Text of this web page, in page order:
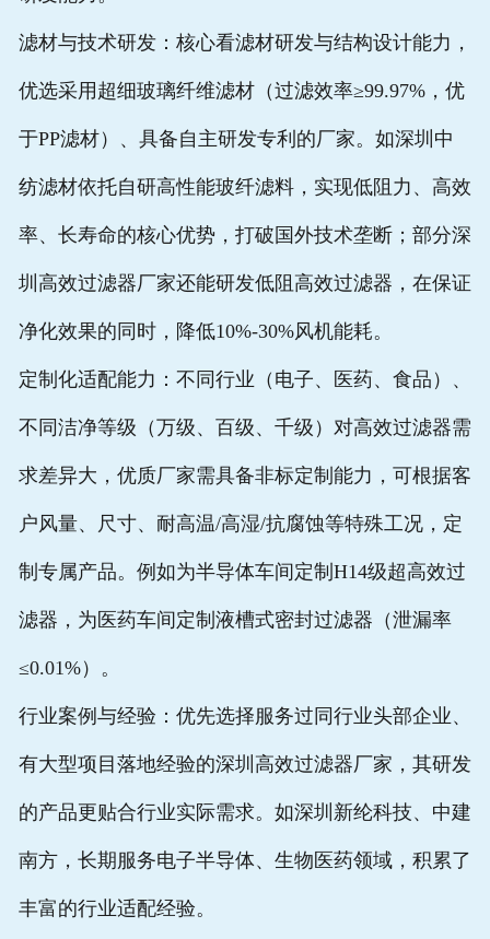
滤材与技术研发：核心看滤材研发与结构设计能力，
优选采用超细玻璃纤维滤材（过滤效率≥99.97%，优
于PP滤材）、具备自主研发专利的厂家。如深圳中
纺滤材依托自研高性能玻纤滤料，实现低阻力、高效
率、长寿命的核心优势，打破国外技术垄断；部分深
圳高效过滤器厂家还能研发低阻 高效过滤器 ，在保证
净化效果的同时，降低10%-30%风机能耗。
定制化适配能力：不同行业（电子、医药、食品）、
不同洁净等级（万级、百级、千级）对高效过滤器需
求差异大，优质厂家需具备非标定制能力，可根据客
户风量、尺寸、耐高温/高湿/抗腐蚀等特殊工况，定
制专属产品。例如为半导体车间定制H14级超高效过
滤器 ，为医药车间定制液槽式密封过滤器（泄漏率
≤0.01%）。
行业案例与经验：优先选择服务过同行业头部企业、
有大型项目落地经验的深圳高效过滤器厂家 ，其研发
的产品更贴合行业实际需求。如深圳新纶科技、中建
南方，长期服务电子半导体、生物医药领域，积累了
丰富的行业适配经验。